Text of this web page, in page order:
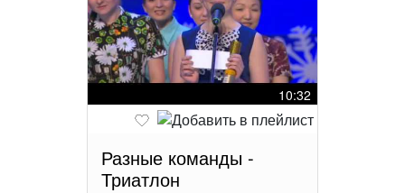
10:32
Разные команды -
Триатлон